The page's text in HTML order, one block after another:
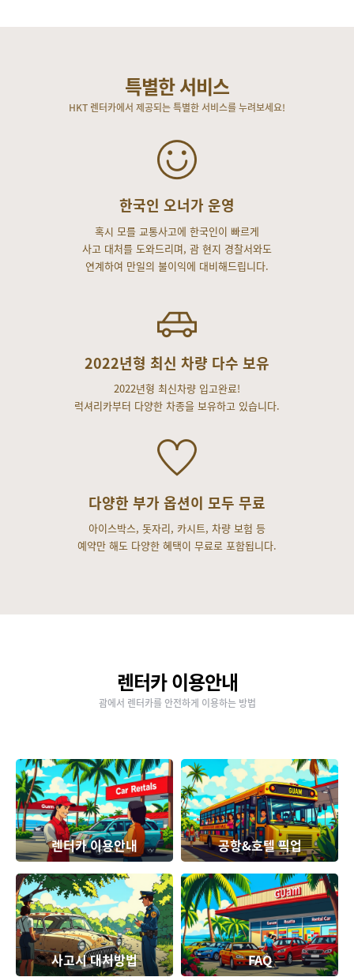
특별한 서비스
HKT 렌터카에서 제공되는 특별한 서비스를 누려보세요!
한국인 오너가 운영
혹시 모를 교통사고에 한국인이 빠르게
사고 대처를 도와드리며, 괌 현지 경찰서와도
연계하여 만일의 불이익에 대비해드립니다.
2022년형 최신 차량 다수 보유
2022년형 최신차량 입고완료!
럭셔리카부터 다양한 차종을 보유하고 있습니다.
다양한 부가 옵션이 모두 무료
아이스박스, 돗자리, 카시트, 차량 보험 등
예약만 해도 다양한 혜택이 무료로 포함됩니다.
렌터카 이용안내
괌에서 렌터카를 안전하게 이용하는 방법
렌터카 이용안내 공항&호텔 픽업
사고시 대처방법 FAQ